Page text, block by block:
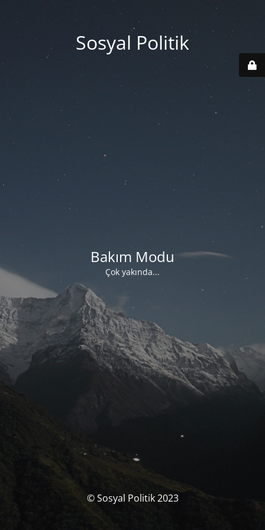
Sosyal Politik
Bakım Modu
Çok yakında...
© Sosyal Politik 2023